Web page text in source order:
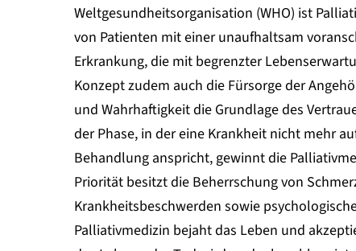
Weltgesundheitsorganisation (WHO) ist
von Patienten mit einer unaufhaltsam
Erkrankung, die mit begrenzter
Konzept zudem auch die Fürsorge der
und Wahrhaftigkeit die Grundlage des
der Phase, in der eine Krankheit nicht mehr
Behandlung anspricht, gewinnt die
Priorität besitzt die Beherrschung von
Krankheitsbeschwerden sowie
Palliativmedizin bejaht das Leben und